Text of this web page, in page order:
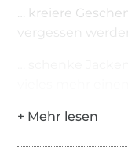
… kreiere
vergessen